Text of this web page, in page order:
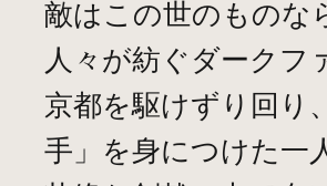
敵はこの世のものな
人々が紡ぐダークフ
京都を駆けずり回り
手」を身につけた一